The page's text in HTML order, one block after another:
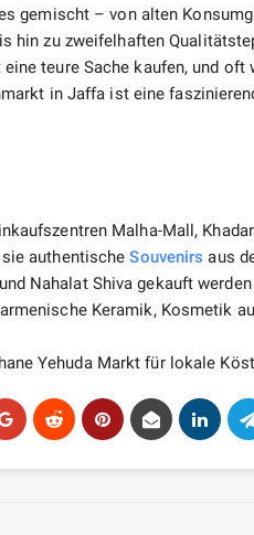
gemischt – von alten
hin zu zweifelhaften
teure Sache kaufen, und
in Jaffa ist eine
Malha-Mall,
sie authentischeSouvenirs aus
Nahalat Shiva gekauft
Keramik, Kosmetik
Yehuda Markt für lokale